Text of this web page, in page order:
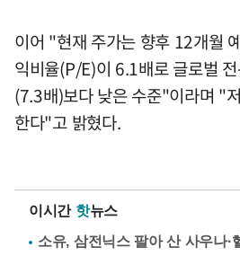
이어 "현재 주가는 향후 12개월
익비율(P/E)이 6.1배로 글로벌
(7.3배)보다 낮은 수준"이라며 "
한다"고 밝혔다.
이시간 핫뉴스
소유, 삼전닉스 팔아 산 사우나·